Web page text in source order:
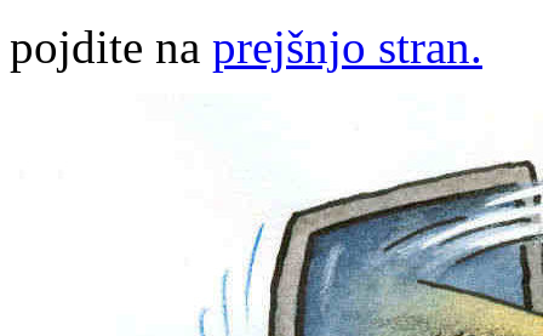
pojdite na prejšnjo stran.